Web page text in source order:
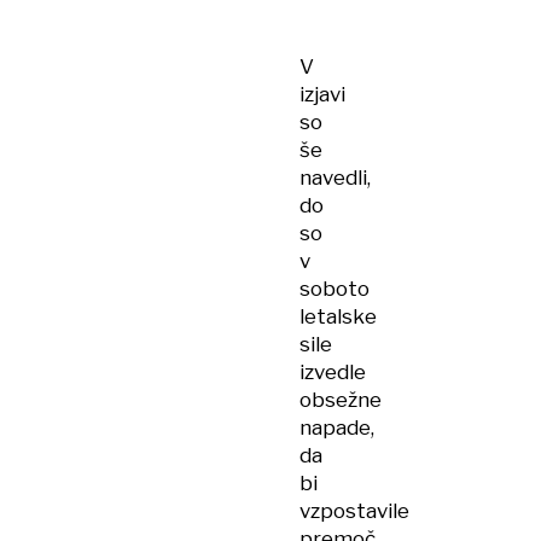
pa
duha
V
izjavi
so
še
navedli,
do
so
v
soboto
letalske
sile
izvedle
obsežne
napade,
da
bi
vzpostavile